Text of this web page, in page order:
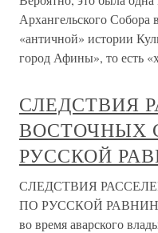
Архангельского
«античной» истории
город Афины», то есть
СЛЕДСТВИЯ
ВОСТОЧНЫХ
РУССКОЙ
СЛЕДСТВИЯ
ПО РУССКОЙ РАВНИНЕ
во время аварского